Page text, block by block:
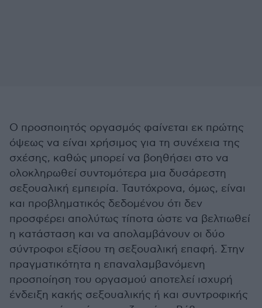
Ο προσποιητός οργασμός φαίνεται εκ πρώτης
όψεως να είναι χρήσιμος για τη συνέχεια της
σχέσης, καθώς μπορεί να βοηθήσει στο να
ολοκληρωθεί συντομότερα μια δυσάρεστη
σεξουαλική εμπειρία. Ταυτόχρονα, όμως, είναι
και προβληματικός δεδομένου ότι δεν
προσφέρει απολύτως τίποτα ώστε να βελτιωθεί
η κατάσταση και να απολαμβάνουν οι δύο
σύντροφοι εξίσου τη σεξουαλική επαφή. Στην
πραγματικότητα η επαναλαμβανόμενη
προσποίηση του οργασμού αποτελεί ισχυρή
ένδειξη κακής σεξουαλικής ή και συντροφικής